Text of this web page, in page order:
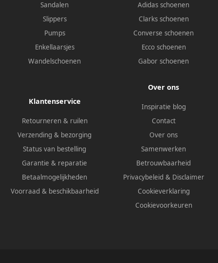
Sandalen
Slippers
Pumps
Enkellaarsjes
Wandelschoenen
Adidas schoenen
Clarks schoenen
Converse schoenen
Ecco schoenen
Gabor schoenen
Klantenservice
Retourneren & ruilen
Verzending & bezorging
Status van bestelling
Garantie & reparatie
Betaalmogelijkheden
Voorraad & beschikbaarheid
Over ons
Inspiratie blog
Contact
Over ons
Samenwerken
Betrouwbaarheid
Privacybeleid & Disclaimer
Cookieverklaring
Cookievoorkeuren